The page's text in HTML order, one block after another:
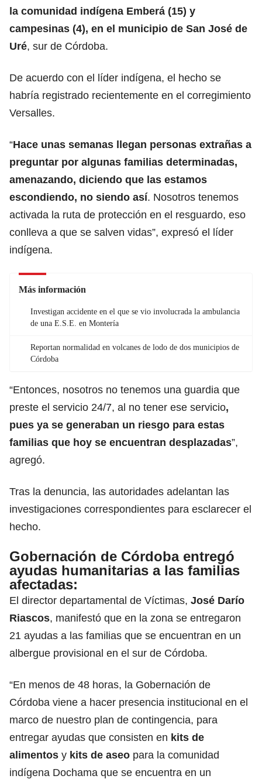
la comunidad indígena Emberá (15) y
campesinas (4), en el municipio de San José de
Uré, sur de Córdoba.
De acuerdo con el líder indígena, el hecho se
habría registrado recientemente en el corregimiento
Versalles.
“Hace unas semanas llegan personas extrañas a
preguntar por algunas familias determinadas,
amenazando, diciendo que las estamos
escondiendo, no siendo así. Nosotros tenemos
activada la ruta de protección en el resguardo, eso
conlleva a que se salven vidas”, expresó el líder
indígena.
Más información
Investigan accidente en el que se vio involucrada la ambulancia
de una E.S.E. en Montería
Reportan normalidad en volcanes de lodo de dos municipios de
Córdoba
“Entonces, nosotros no tenemos una guardia que
preste el servicio 24/7, al no tener ese servicio,
pues ya se generaban un riesgo para estas
familias que hoy se encuentran desplazadas”,
agregó.
Tras la denuncia, las autoridades adelantan las
investigaciones correspondientes para esclarecer el
hecho.
Gobernación de Córdoba entregó
ayudas humanitarias a las familias
afectadas:
El director departamental de Víctimas, José Darío
Riascos, manifestó que en la zona se entregaron
21 ayudas a las familias que se encuentran en un
albergue provisional en el sur de Córdoba.
“En menos de 48 horas, la Gobernación de
Córdoba viene a hacer presencia institucional en el
marco de nuestro plan de contingencia, para
entregar ayudas que consisten en kits de
alimentos y kits de aseo para la comunidad
indígena Dochama que se encuentra en un